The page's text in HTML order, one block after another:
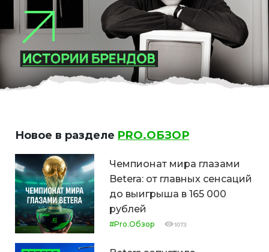
Новое в разделе PRO.ОБЗОР
Чемпионат мира глазами
Betera: от главных сенсаций
до выигрыша в 165 000
рублей
#Pro.Обзор 1073